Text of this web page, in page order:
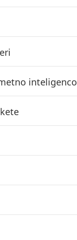
inteligenco